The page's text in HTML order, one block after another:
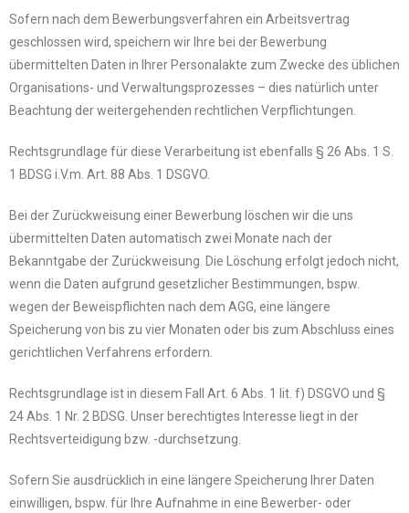
Sofern nach dem Bewerbungsverfahren ein Arbeitsvertrag
geschlossen wird, speichern wir Ihre bei der Bewerbung
übermittelten Daten in Ihrer Personalakte zum Zwecke des üblichen
Organisations- und Verwaltungsprozesses – dies natürlich unter
Beachtung der weitergehenden rechtlichen Verpflichtungen.
Rechtsgrundlage für diese Verarbeitung ist ebenfalls § 26 Abs. 1 S.
1 BDSG i.V.m. Art. 88 Abs. 1 DSGVO.
Bei der Zurückweisung einer Bewerbung löschen wir die uns
übermittelten Daten automatisch zwei Monate nach der
Bekanntgabe der Zurückweisung. Die Löschung erfolgt jedoch nicht,
wenn die Daten aufgrund gesetzlicher Bestimmungen, bspw.
wegen der Beweispflichten nach dem AGG, eine längere
Speicherung von bis zu vier Monaten oder bis zum Abschluss eines
gerichtlichen Verfahrens erfordern.
Rechtsgrundlage ist in diesem Fall Art. 6 Abs. 1 lit. f) DSGVO und §
24 Abs. 1 Nr. 2 BDSG. Unser berechtigtes Interesse liegt in der
Rechtsverteidigung bzw. -durchsetzung.
Sofern Sie ausdrücklich in eine längere Speicherung Ihrer Daten
einwilligen, bspw. für Ihre Aufnahme in eine Bewerber- oder